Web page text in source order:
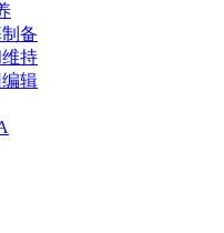
备
持
辑